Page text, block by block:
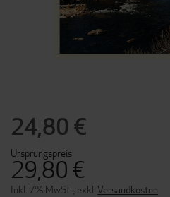
24,80 €
Ursprungspreis
29,80 €
Inkl. 7% MwSt. exkl. Versandkosten